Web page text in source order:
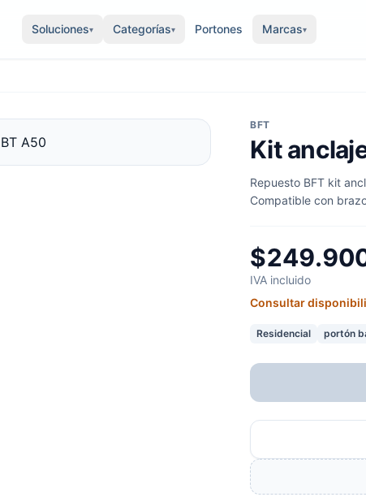
Soluciones▾ Categorías▾ Portones Marcas▾
BFT
Kit
Repuesto BFT kit
Compatible con
IVA incluido
Consultar
Residencial portón